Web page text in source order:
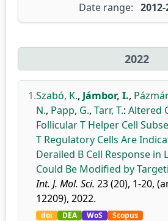
Date range:
2022
1.Szabó, K., Jámbor, I.,
N., Papp, G., Tarr, T.: Altered
Follicular T Helper Cell
T Regulatory Cells Are
Derailed B Cell Response in
Could Be Modified by
Int. J. Mol. Sci. 23 (20), 1-20,
12209), 2022.
doi DEA WoS Scopus